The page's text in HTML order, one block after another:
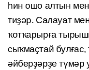
һин ошо алтын
тиҙәр. Салауат
ҡотҡа­рырға
сыҡмаҫтай булғас,
әйберҙәрҙе түмәр